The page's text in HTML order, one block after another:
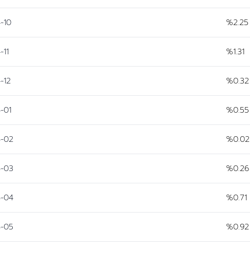
10 %2.25
%1.31
%0.32
01 %0.55
02 %0.02
03 %0.26
04 %0.71
05 %0.92